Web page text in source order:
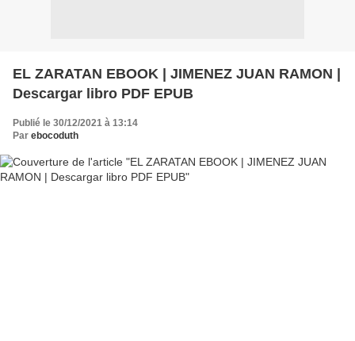
EL ZARATAN EBOOK | JIMENEZ JUAN RAMON |
Descargar libro PDF EPUB
Publié le 30/12/2021 à 13:14
Par ebocoduth